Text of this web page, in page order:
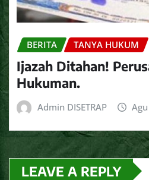
BERITA TANYA HUKUM
Ijazah Ditahan!
Hukuman.
Admin DISETRAP
LEAVE A REPLY